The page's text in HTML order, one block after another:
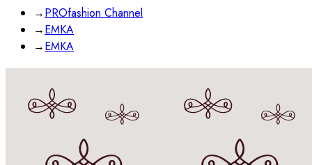
→PROfashion Channel
→EMKA
→EMKA